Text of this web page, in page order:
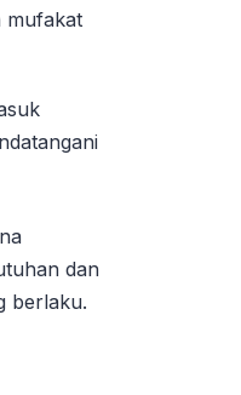
mufakat
dan
berlaku.